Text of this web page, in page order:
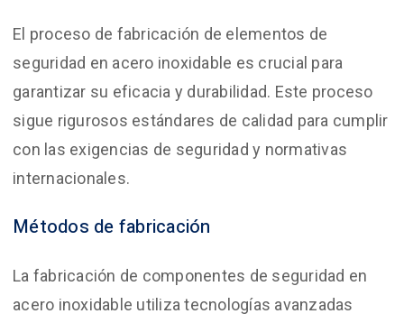
El proceso de fabricación de elementos de
seguridad en acero inoxidable es crucial para
garantizar su eficacia y durabilidad. Este proceso
sigue rigurosos estándares de calidad para cumplir
con las exigencias de seguridad y normativas
internacionales.
Métodos de fabricación
La fabricación de componentes de seguridad en
acero inoxidable utiliza tecnologías avanzadas